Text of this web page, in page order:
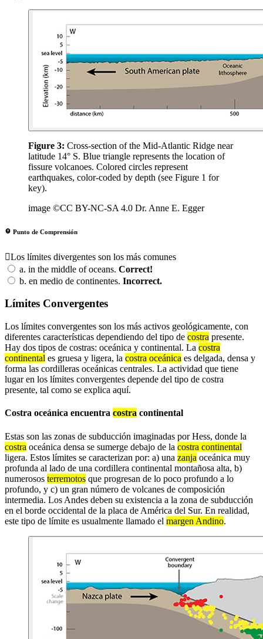
Figure 3: Cross-section of the Mid-Atlantic Ridge near
latitude 14° S. Blue triangle represents the location of
fissure volcanoes. Colored circles represent
earthquakes, color-coded by depth (see Figure 1 for
key).
image ©CC BY-NC-SA 4.0 Dr. Anne E. Egger
Punto de Comprensión
Los límites divergentes son los más comunes
a. in the middle of oceans. Correct!
b. en medio de continentes. Incorrect.
Límites Convergentes
Los límites convergentes son los más activos geológicamente, con
diferentes características dependiendo del tipo de costra presente.
Hay dos tipos de costras: oceánica y continental. La costra
continental es gruesa y ligera, la costra oceánica es delgada, densa y
forma las cordilleras oceánicas centrales. La actividad que tiene
lugar en los límites convergentes depende del tipo de costra
presente, tal como se explica aquí.
Costra oceánica encuentra costra continental
Estas son las zonas de subducción imaginadas por Hess, donde la
costra oceánica densa se sumerge debajo de la costra continental
ligera. Estos límites se caracterizan por: a) una zanja oceánica muy
profunda al lado de una cordillera continental montañosa alta, b)
numerosos terremotos que progresan de lo poco profundo a lo
profundo, y c) un gran número de volcanes de composición
intermedia. Los Andes deben su existencia a la zona de subducción
en el borde occidental de la placa de América del Sur. En realidad,
este tipo de límite es usualmente llamado el margen Andino.